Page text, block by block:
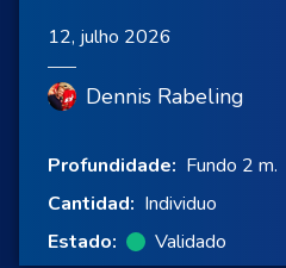
12, julho 2026
Dennis Rabeling
Profundidade: Fundo 2 m.
Cantidad: Individuo
Estado:
Validado